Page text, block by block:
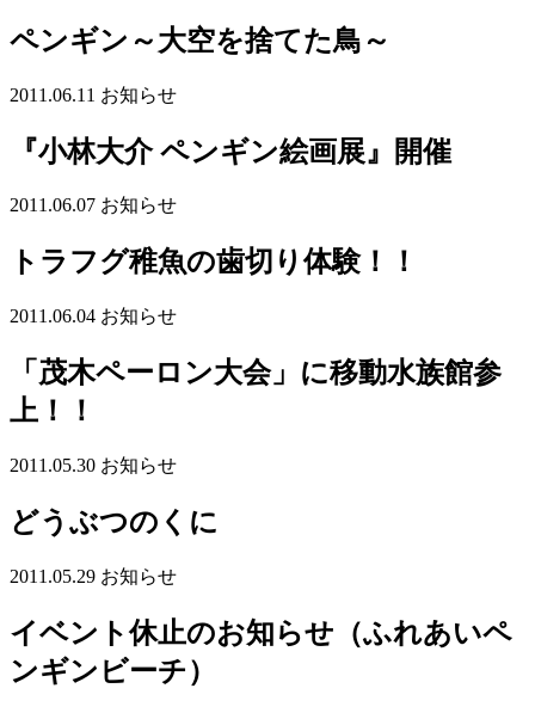
ペンギン～大空を捨てた鳥～
2011.06.11 お知らせ
『小林大介 ペンギン絵画展』開催
2011.06.07 お知らせ
トラフグ稚魚の歯切り体験！！
2011.06.04 お知らせ
「茂木ペーロン大会」に移動水族館参
上！！
2011.05.30 お知らせ
どうぶつのくに
2011.05.29 お知らせ
イベント休止のお知らせ（ふれあいペ
ンギンビーチ）